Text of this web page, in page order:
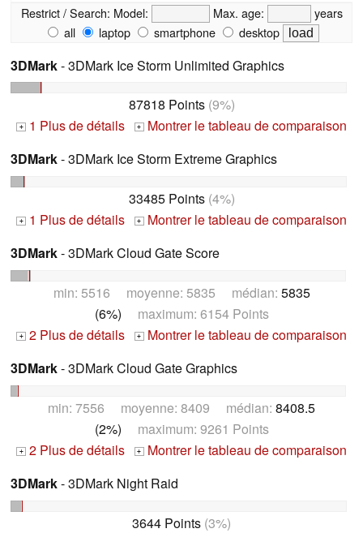
Restrict / Search: Model: Max. age:
years
all
laptop smartphone desktop
3DMark- 3DMark Ice Storm Unlimited Graphics
87818 Points(9%)
+ 1 Plus de détails + Montrer le tableau de comparaison
3DMark- 3DMark Ice Storm Extreme Graphics
33485 Points(4%)
+ 1 Plus de détails + Montrer le tableau de comparaison
3DMark- 3DMark Cloud Gate Score
min: 5516 moyenne: 5835 médian: 5835
(6%) maximum: 6154 Points
+ 2 Plus de détails + Montrer le tableau de comparaison
3DMark- 3DMark Cloud Gate Graphics
min: 7556 moyenne: 8409 médian: 8408.5
(2%) maximum: 9261 Points
+ 2 Plus de détails + Montrer le tableau de comparaison
3DMark- 3DMark Night Raid
3644 Points (3%)